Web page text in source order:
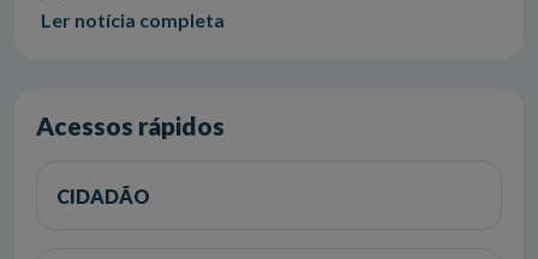
Ler notícia completa
Acessos rápidos
CIDADÃO